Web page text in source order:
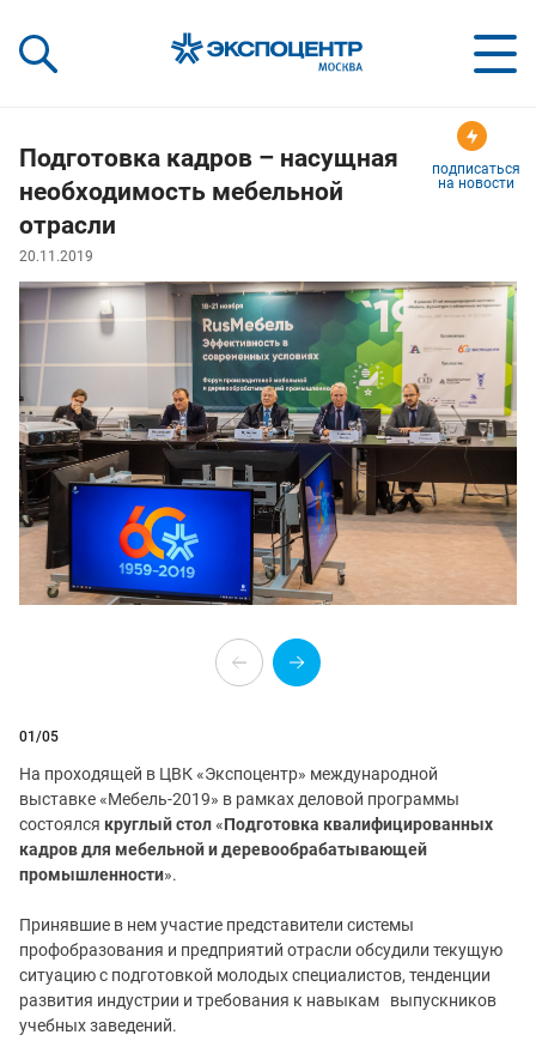
Shows:
a Key to Your Success
выставки вашего
подписаться
на новости
Подготовка кадров – насущная
необходимость мебельной
отрасли
20.11.2019
01 /05
На проходящей в ЦВК «Экспоцентр» международной
выставке «Мебель-2019» в рамках деловой программы
состоялся круглыйстол«Подготовка квалифицированных
кадровдля мебельнойидеревообрабатывающей
промышленности».
Принявшие в нем участие представители системы
профобразования и предприятий отрасли обсудили текущую
ситуацию с подготовкой молодых специалистов, тенденции
развития индустрии и требования к навыкам выпускников
учебных заведений.